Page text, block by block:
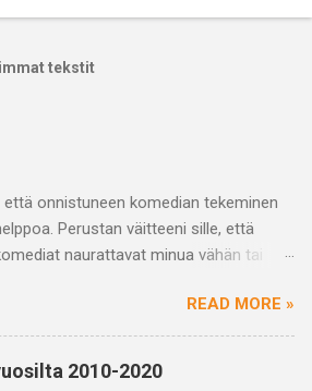
tekstit
että onnistuneen komedian tekeminen
Perustan väitteeni sille, että
naurattavat minua vähän tai
tuo myös se, että se mikä naurattaa
ei välttämättä naurata toista ja
eli huumori on subjektiivinen
READ MORE »
2010-2020